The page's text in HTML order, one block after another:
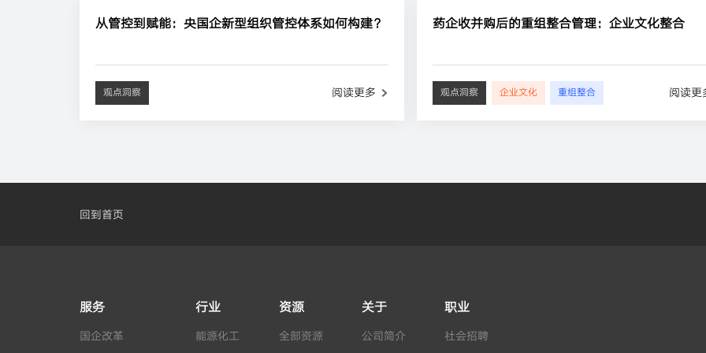
从管控到赋能：央国企新型组织管控体系如何构建？
观点洞察 阅读更多
药企收并购后的重组整合管理：企业文化整合
观点洞察 企业文化 重组整合 阅读更
回到首页
服务
国企改革
行业
能源化工
资源
全部资源
关于
公司简介
职业
社会招聘